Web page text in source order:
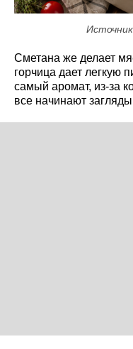
Сметана же делает
горчица дает легкую
самый аромат, из-за
все начинают